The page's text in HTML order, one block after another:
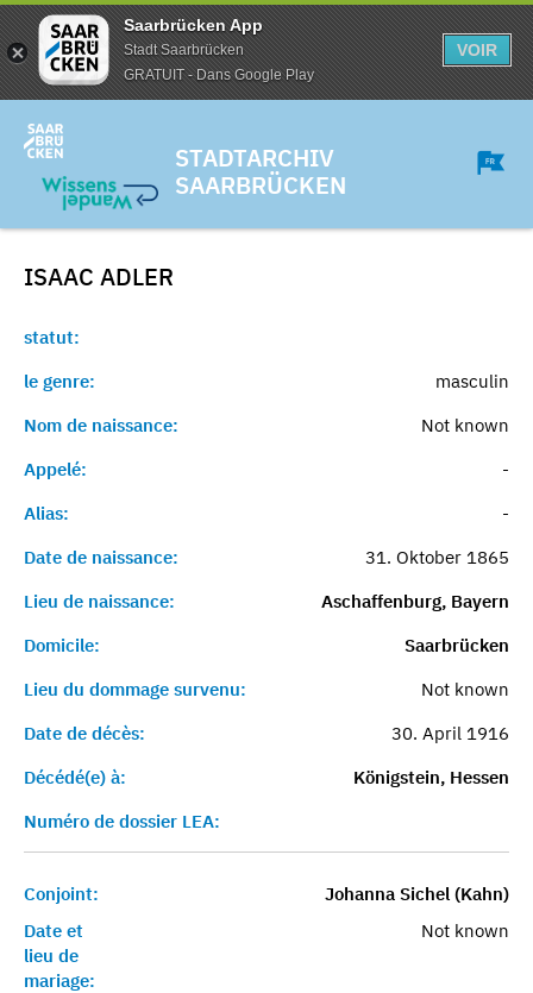
Saarbrücken App
Stadt Saarbrücken
GRATUIT - Dans Google Play
VOIR
STADTARCHIV
SAARBRÜCKEN
ISAAC ADLER
statut:
le genre:
masculin
Nom de naissance:
Not known
Appelé:
-
Alias:
-
Date de naissance:
31. Oktober 1865
Lieu de naissance:
Aschaffenburg, Bayern
Domicile:
Saarbrücken
Lieu du dommage survenu:
Not known
Date de décès:
30. April 1916
Décédé(e) à:
Königstein, Hessen
Numéro de dossier LEA:
Conjoint:
Johanna Sichel (Kahn)
Date et
lieu de
mariage:
Not known